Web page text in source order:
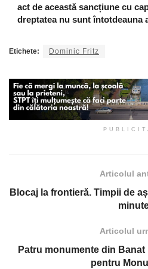
act de această sancțiune cu
dreptatea nu sunt întotdeauna
Etichete: Dominic Fritz
Articolul
Blocaj la frontieră. Timpii de
Articolul
Patru monumente din
pentru